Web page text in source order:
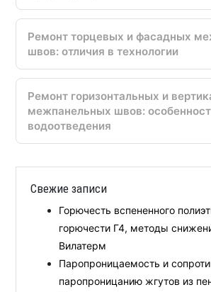
Ремонт торцевых и фасадных
швов: отличия в технологии
Ремонт горизонтальных и
межпанельных швов:
водоотведения
Свежие записи
Горючесть вспененного
горючести Г4, методы
Вилатерм
Паропроницаемость и
паропроницанию жгутов из